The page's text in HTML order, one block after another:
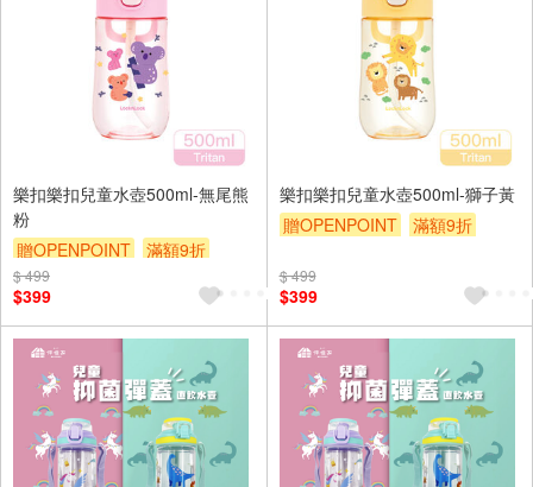
樂扣樂扣兒童水壺500ml-無尾熊
粉
贈OPENPOINT
滿額9折
贈$200
$ 499
$399
樂扣樂扣兒童水壺500ml-獅子黃
贈OPENPOINT
滿額9折
$ 499
$399